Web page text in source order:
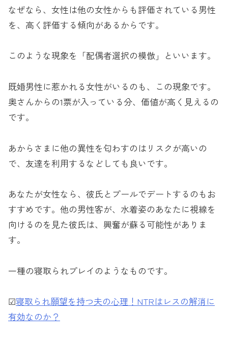
なぜなら、女性は他の女性からも評価されている男性
を、高く評価する傾向があるからです。
このような現象を「配偶者選択の模倣」といいます。
既婚男性に惹かれる女性がいるのも、この現象です。
奥さんからの1票が入っている分、価値が高く見えるの
です。
あからさまに他の異性を匂わすのはリスクが高いの
で、友達を利用するなどしても良いです。
あなたが女性なら、彼氏とプールでデートするのもお
すすめです。他の男性客が、水着姿のあなたに視線を
向けるのを見た彼氏は、興奮が蘇る可能性がありま
す。
一種の寝取られプレイのようなものです。
☑︎寝取られ願望を持つ夫の心理！NTRはレスの解消に
有効なのか？